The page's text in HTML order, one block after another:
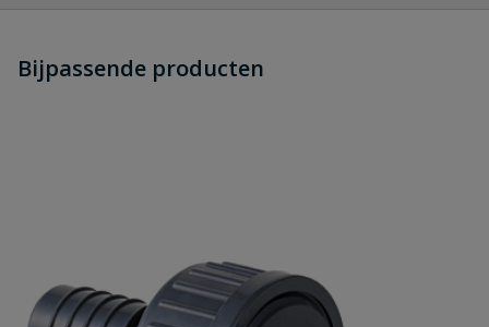
dit product?
Schrijf zelf een beoordeling
Bijpassende producten